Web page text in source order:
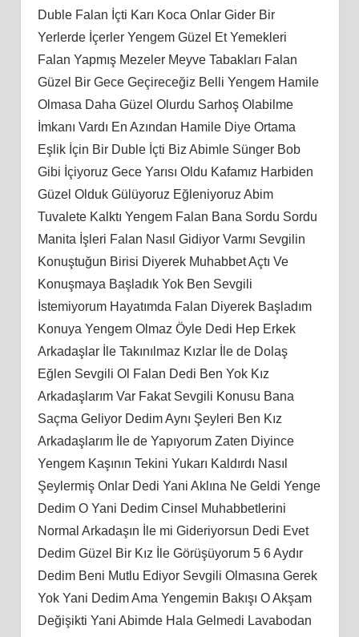
Duble Falan İçti Karı Koca Onlar Gider Bir
Yerlerde İçerler Yengem Güzel Et Yemekleri
Falan Yapmış Mezeler Meyve Tabakları Falan
Güzel Bir Gece Geçireceğiz Belli Yengem Hamile
Olmasa Daha Güzel Olurdu Sarhoş Olabilme
İmkanı Vardı En Azından Hamile Diye Ortama
Eşlik İçin Bir Duble İçti Biz Abimle Sünger Bob
Gibi İçiyoruz Gece Yarısı Oldu Kafamız Harbiden
Güzel Olduk Gülüyoruz Eğleniyoruz Abim
Tuvalete Kalktı Yengem Falan Bana Sordu Sordu
Manita İşleri Falan Nasıl Gidiyor Varmı Sevgilin
Konuştuğun Birisi Diyerek Muhabbet Açtı Ve
Konuşmaya Başladık Yok Ben Sevgili
İstemiyorum Hayatımda Falan Diyerek Başladım
Konuya Yengem Olmaz Öyle Dedi Hep Erkek
Arkadaşlar İle Takınılmaz Kızlar İle de Dolaş
Eğlen Sevgili Ol Falan Dedi Ben Yok Kız
Arkadaşlarım Var Fakat Sevgili Konusu Bana
Saçma Geliyor Dedim Aynı Şeyleri Ben Kız
Arkadaşlarım İle de Yapıyorum Zaten Diyince
Yengem Kaşının Tekini Yukarı Kaldırdı Nasıl
Şeylermiş Onlar Dedi Yani Aklına Ne Geldi Yenge
Dedim O Yani Dedim Cinsel Muhabbetlerini
Normal Arkadaşın İle mi Gideriyorsun Dedi Evet
Dedim Güzel Bir Kız İle Görüşüyorum 5 6 Aydır
Dedim Beni Mutlu Ediyor Sevgili Olmasına Gerek
Yok Yani Dedim Ama Yengemin Bakışı O Akşam
Değişikti Yani Abimde Hala Gelmedi Lavabodan